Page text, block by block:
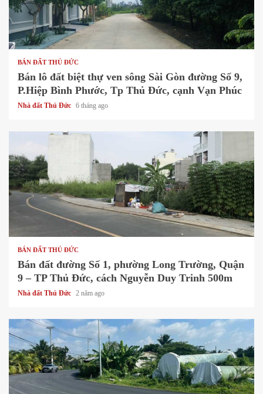
1 min read
BÁN ĐẤT THỦ ĐỨC
Bán lô đất biệt thự ven sông Sài Gòn đường Số 9,
P.Hiệp Bình Phước, Tp Thủ Đức, cạnh Vạn Phúc
Nhà đất Thủ Đức 6 tháng ago
BÁN ĐẤT THỦ ĐỨC
Bán đất đường Số 1, phường Long Trường, Quận
9 – TP Thủ Đức, cách Nguyễn Duy Trinh 500m
Nhà đất Thủ Đức 2 năm ago